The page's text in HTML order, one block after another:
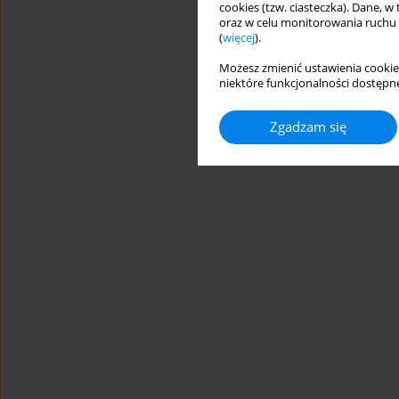
cookies (tzw. ciasteczka). Dane,
oraz w celu monitorowania ruchu
(więcej).
Możesz zmienić ustawienia
niektóre funkcjonalności
Zgadzam się